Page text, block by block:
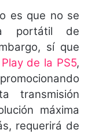
es que no se
portátil de
sí que
de la PS5,
transmisión
máxima
requerirá de